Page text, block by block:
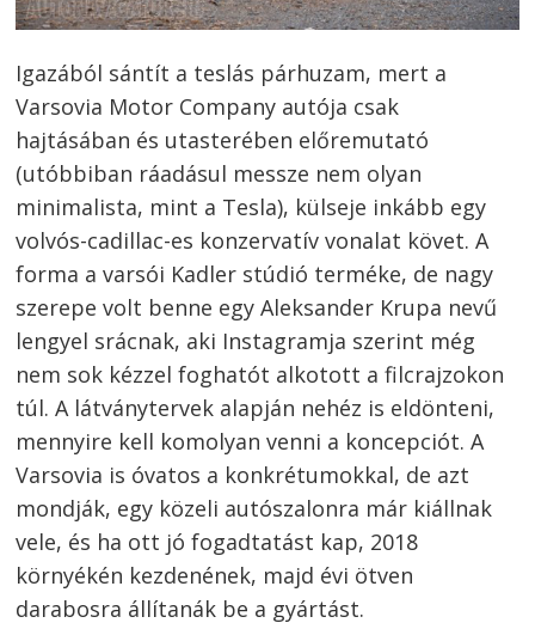
Igazából sántít a teslás párhuzam, mert a
Varsovia Motor Company autója csak
hajtásában és utasterében előremutató
(utóbbiban ráadásul messze nem olyan
minimalista, mint a Tesla), külseje inkább egy
volvós-cadillac-es konzervatív vonalat követ. A
forma a varsói Kadler stúdió terméke, de nagy
szerepe volt benne egy Aleksander Krupa nevű
lengyel srácnak, aki Instagramja szerint még
nem sok kézzel foghatót alkotott a filcrajzokon
túl. A látványtervek alapján nehéz is eldönteni,
mennyire kell komolyan venni a koncepciót. A
Varsovia is óvatos a konkrétumokkal, de azt
mondják, egy közeli autószalonra már kiállnak
vele, és ha ott jó fogadtatást kap, 2018
környékén kezdenének, majd évi ötven
darabosra állítanák be a gyártást.